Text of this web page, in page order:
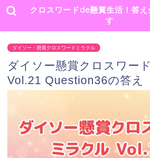
クロスワードde懸賞生活！答え
す
ダイソー・懸賞クロスワードミラクル
ダイソー懸賞クロスワー
Vol.21 Question36の答え